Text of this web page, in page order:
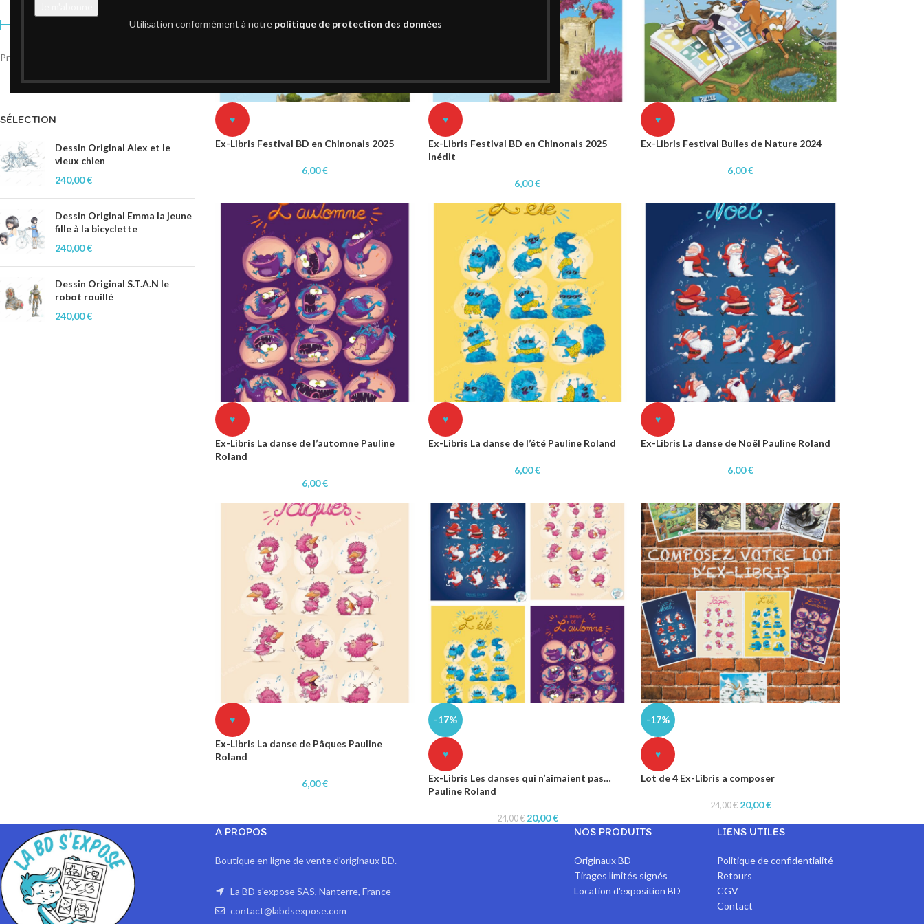
Utilisation conformément à notre politique de protection des données
Prix :
SÉLECTION
Dessin Original Alex et le
vieux chien
240,00€
Dessin Original Emma la jeune
fille à la bicyclette
240,00€
Dessin Original S.T.A.N le
robot rouillé
240,00€
♥
Ex-Libris Festival BD en Chinonais 2025
6,00€
♥
Ex-Libris Festival BD en Chinonais 2025
Inédit
6,00€
♥
Ex-Libris Festival Bulles de Nature 2024
6,00€
♥
Ex-Libris La danse de l’automne Pauline
Roland
6,00€
♥
Ex-Libris La danse de l’été Pauline Roland
6,00€
♥
Ex-Libris La danse de Noël Pauline Roland
6,00€
♥
Ex-Libris La danse de Pâques Pauline
Roland
6,00€
-17%
♥
Ex-Libris Les danses qui n’aimaient pas…
Pauline Roland
24,00€ 20,00€
-17%
♥
Lot de 4 Ex-Libris a composer
24,00€ 20,00€
A PROPOS
Boutique en ligne de vente d'originaux BD.
La BD s'expose SAS, Nanterre, France
contact@labdsexpose.com
NOS PRODUITS
Originaux BD
Tirages limités signés
Location d'exposition BD
LIENS UTILES
Politique de confidentialité
Retours
CGV
Contact